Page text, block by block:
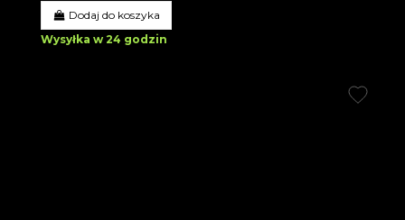
Dodaj do koszyka
Wysyłka w 24 godzin